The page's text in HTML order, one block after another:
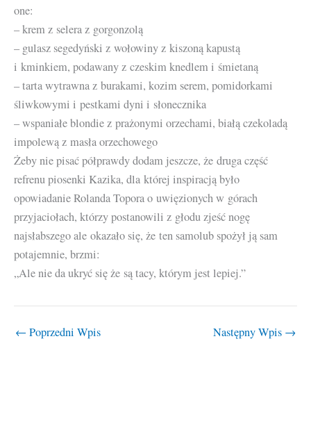
one:
– krem z selera z gorgonzolą
– gulasz segedyński z wołowiny z kiszoną kapustą
i kminkiem, podawany z czeskim knedlem i śmietaną
– tarta wytrawna z burakami, kozim serem, pomidorkami
śliwkowymi i pestkami dyni i słonecznika
– wspaniałe blondie z prażonymi orzechami, białą czekoladą
impolewą z masła orzechowego
Żeby nie pisać półprawdy dodam jeszcze, że druga część
refrenu piosenki Kazika, dla której inspiracją było
opowiadanie Rolanda Topora o uwięzionych w górach
przyjaciołach, którzy postanowili z głodu zjeść nogę
najsłabszego ale okazało się, że ten samolub spożył ją sam
potajemnie, brzmi:
„Ale nie da ukryć się że są tacy, którym jest lepiej.”
← Poprzedni Wpis Następny Wpis →